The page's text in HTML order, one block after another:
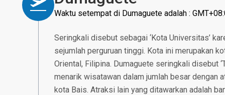
Waktu setempat di Dumaguete adalah :
Seringkali disebut sebagai ‘Kota Universitas’
sejumlah perguruan tinggi. Kota ini merupakan
Oriental, Filipina. Dumaguete seringkali disebut
menarik wisatawan dalam jumlah besar dengan
kota Bais. Atraksi lain yang ditawarkan adalah